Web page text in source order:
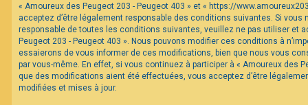
« Amoureux des Peugeot 203 - Peugeot 403 » et « https://
acceptez d’être légalement responsable des conditions suivantes. Si vous
responsable de toutes les conditions suivantes, veuillez ne pas utiliser et
Peugeot 203 - Peugeot 403 ». Nous pouvons modifier ces conditions à
essaierons de vous informer de ces modifications, bien que nous vous
par vous-même. En effet, si vous continuez à participer à « Amoureux des
que des modifications aient été effectuées, vous acceptez d’être
modifiées et mises à jour.